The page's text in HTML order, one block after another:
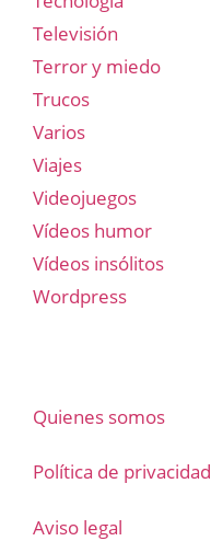
Televisión
Terror y miedo
Trucos
Varios
Viajes
Videojuegos
Vídeos humor
Vídeos insólitos
Wordpress
Quienes somos
Política de privacidad
Aviso legal